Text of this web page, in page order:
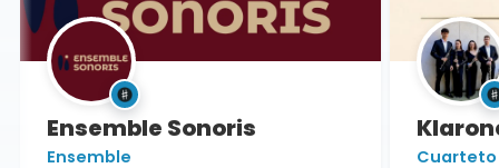
Ensemble Sonoris
Ensemble Cuarteto